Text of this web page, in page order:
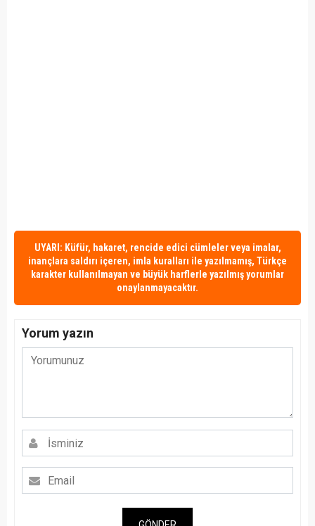
UYARI: Küfür, hakaret, rencide edici cümleler veya imalar,
inançlara saldırı içeren, imla kuralları ile yazılmamış, Türkçe
karakter kullanılmayan ve büyük harflerle yazılmış yorumlar
onaylanmayacaktır.
Yorum yazın